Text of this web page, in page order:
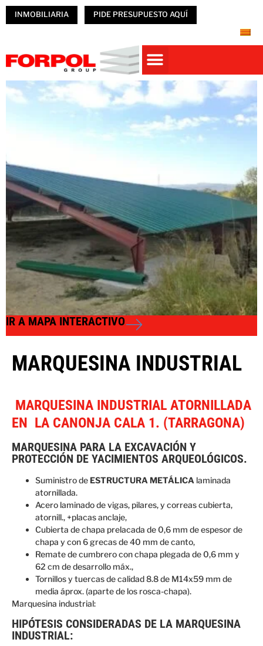
INMOBILIARIA PIDE PRESUPUESTO AQUÍ
IR A MAPA INTERACTIVO
MARQUESINA INDUSTRIAL
MARQUESINA INDUSTRIAL ATORNILLADA
EN LA CANONJA CALA 1. (TARRAGONA)
MARQUESINA PARA LA EXCAVACIÓN Y
PROTECCIÓN DE YACIMIENTOS ARQUEOLÓGICOS.
Suministro de ESTRUCTURA METÁLICA laminada
atornillada.
Acero laminado de vigas, pilares, y correas cubierta,
atornill., +placas anclaje,
Cubierta de chapa prelacada de 0,6 mm de espesor de
chapa y con 6 grecas de 40 mm de canto,
Remate de cumbrero con chapa plegada de 0,6 mm y
62 cm de desarrollo máx.,
Tornillos y tuercas de calidad 8.8 de M14x59 mm de
media áprox. (aparte de los rosca-chapa).
Marquesina industrial:
HIPÓTESIS CONSIDERADAS DE LA MARQUESINA
INDUSTRIAL: